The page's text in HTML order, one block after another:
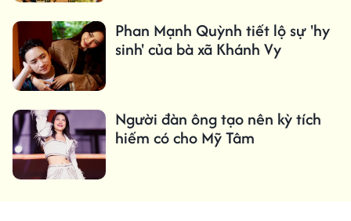
Phan Mạnh Quỳnh tiết lộ sự 'hy
sinh' của bà xã Khánh Vy
Người đàn ông tạo nên kỳ tích
hiếm có cho Mỹ Tâm